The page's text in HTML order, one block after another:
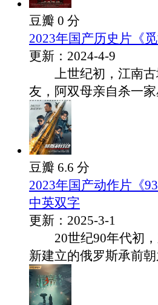
豆瓣 0 分
2023年国产历史片《
更新：2024-4-9
上世纪初，江南古
友，阿双母亲自杀一
豆瓣 6.6 分
2023年国产动作片《
中英双字
更新：2025-3-1
20世纪90年代初，
新建立的俄罗斯承前